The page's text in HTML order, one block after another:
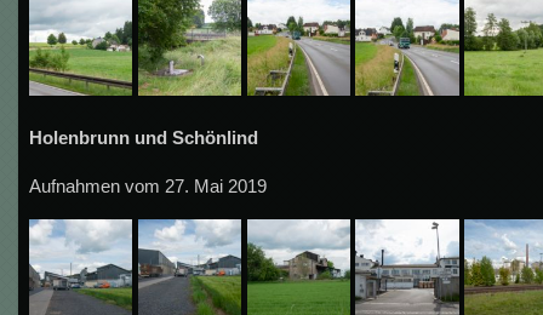
Holenbrunn und Schönlind
Aufnahmen vom 27. Mai 2019